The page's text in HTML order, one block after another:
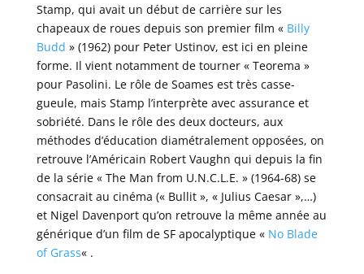
Stamp, qui avait un début de carrière sur les
chapeaux de roues depuis son premier film « Billy
Budd » (1962) pour Peter Ustinov, est ici en pleine
forme. Il vient notamment de tourner « Teorema »
pour Pasolini. Le rôle de Soames est très casse-
gueule, mais Stamp l’interprète avec assurance et
sobriété. Dans le rôle des deux docteurs, aux
méthodes d’éducation diamétralement opposées, on
retrouve l’Américain Robert Vaughn qui depuis la fin
de la série « The Man from U.N.C.L.E. » (1964-68) se
consacrait au cinéma (« Bullit », « Julius Caesar »,…)
et Nigel Davenport qu’on retrouve la même année au
générique d’un film de SF apocalyptique « No Blade
of Grass« .